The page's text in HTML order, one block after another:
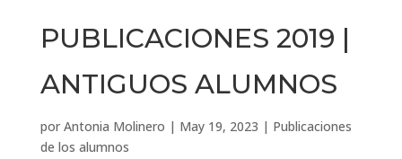
PUBLICACIONES 2019 |
ANTIGUOS ALUMNOS
por Antonia Molinero | May 19, 2023 | Publicaciones
de los alumnos